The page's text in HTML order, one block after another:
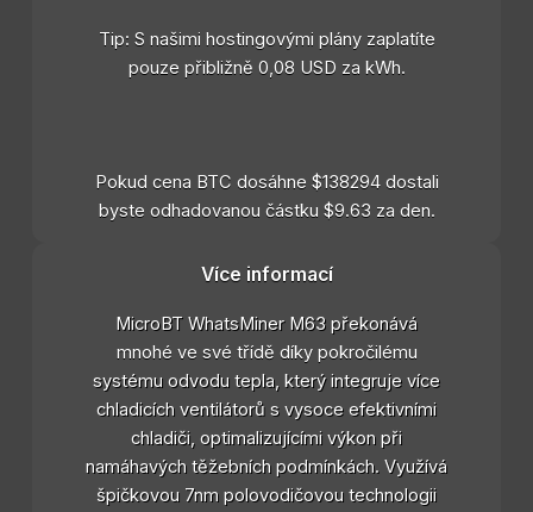
Tip: S našimi hostingovými plány zaplatíte
pouze přibližně 0,08 USD za kWh.
Pokud cena BTC dosáhne $138294 dostali
byste odhadovanou částku $9.63 za den.
Více informací
MicroBT WhatsMiner M63 překonává
mnohé ve své třídě díky pokročilému
systému odvodu tepla, který integruje více
chladicích ventilátorů s vysoce efektivními
chladiči, optimalizujícími výkon při
namáhavých těžebních podmínkách. Využívá
špičkovou 7nm polovodičovou technologii